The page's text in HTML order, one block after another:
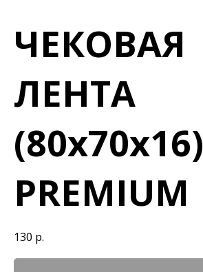
ЧЕКОВАЯ
ЛЕНТА
(80х70х16)
PREMIUM
130 р.